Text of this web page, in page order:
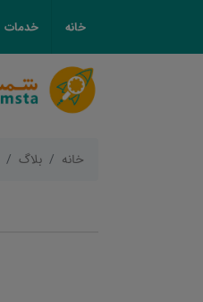
خانه خدمات
خانه بلاگ